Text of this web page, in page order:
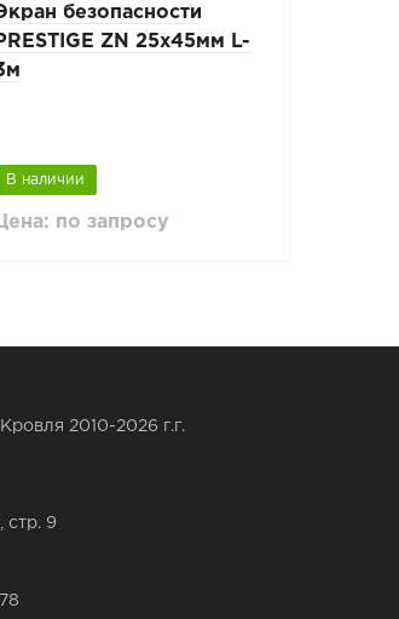
безопасности
ZN 25х45мм L-
В наличии
Цена: по запросу
2010-2026 г.г.
стр. 9